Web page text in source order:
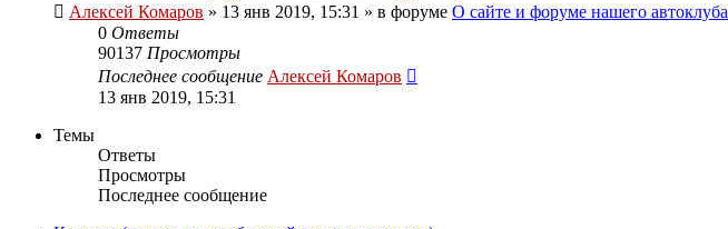
Алексей Комаров » 13 янв 2019, 15:31 » в форуме О сайте и форуме нашего автоклуба
0 Ответы
90137 Просмотры
Последнее сообщение Алексей Комаров
13 янв 2019, 15:31
Темы
Ответы
Просмотры
Последнее сообщение